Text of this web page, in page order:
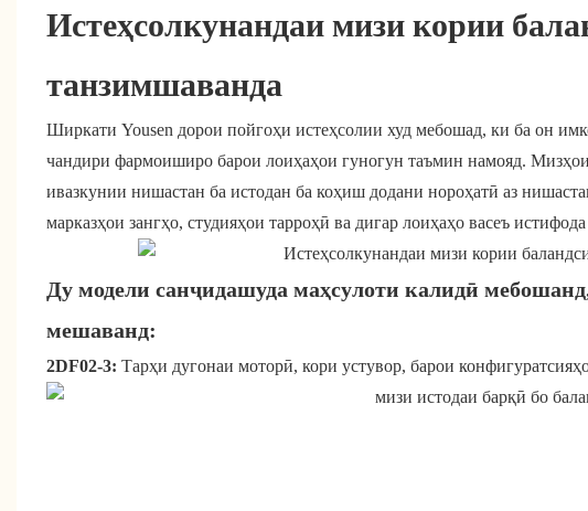
Истеҳсолкунандаи мизи кории
танзимшаванда
Ширкати Yousen дорои пойгоҳи истеҳсолии худ мебошад, ки ба он
чандири фармоиширо барои лоиҳаҳои гуногун таъмин намояд.
ивазкунии нишастан ба истодан ба коҳиш додани нороҳатӣ аз
марказҳои зангҳо, студияҳои тарроҳӣ ва дигар лоиҳаҳо васеъ
Ду модели санҷидашуда маҳсулоти калидӣ
мешаванд:
2DF02-3: Тарҳи дугонаи моторӣ, кори устувор, барои